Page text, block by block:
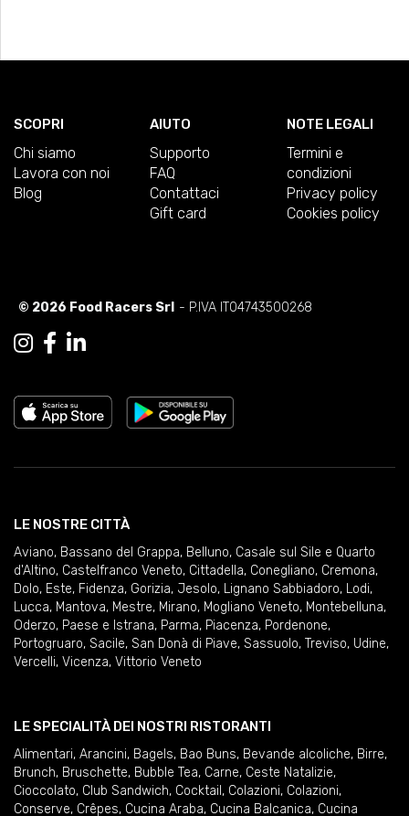
SCOPRI
Chi siamo
Lavora con noi
Blog
AIUTO
Supporto
FAQ
Contattaci
Gift card
NOTE LEGALI
Termini e
condizioni
Privacy policy
Cookies policy
© 2026 Food Racers Srl - P.IVA IT04743500268
LE NOSTRE CITTÀ
Aviano, Bassano del Grappa, Belluno, Casale sul Sile e Quarto
d'Altino, Castelfranco Veneto, Cittadella, Conegliano, Cremona,
Dolo, Este, Fidenza, Gorizia, Jesolo, Lignano Sabbiadoro, Lodi,
Lucca, Mantova, Mestre, Mirano, Mogliano Veneto, Montebelluna,
Oderzo, Paese e Istrana, Parma, Piacenza, Pordenone,
Portogruaro, Sacile, San Donà di Piave, Sassuolo, Treviso, Udine,
Vercelli, Vicenza, Vittorio Veneto
LE SPECIALITÀ DEI NOSTRI RISTORANTI
Alimentari, Arancini, Bagels, Bao Buns, Bevande alcoliche, Birre,
Brunch, Bruschette, Bubble Tea, Carne, Ceste Natalizie,
Cioccolato, Club Sandwich, Cocktail, Colazioni, Colazioni,
Conserve, Crêpes, Cucina Araba, Cucina Balcanica, Cucina